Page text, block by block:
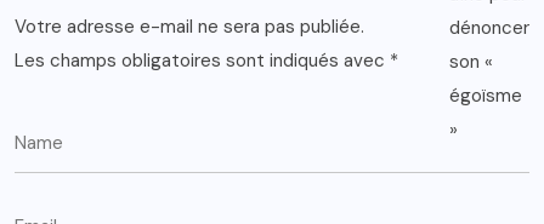
Votre adresse e-mail ne sera pas publiée.
Les champs obligatoires sont indiqués avec *